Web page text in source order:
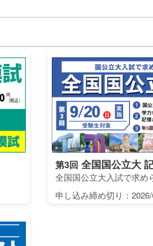
第3回 全国国公立大
全国国公立大入試で求め
申し込み締め切り：